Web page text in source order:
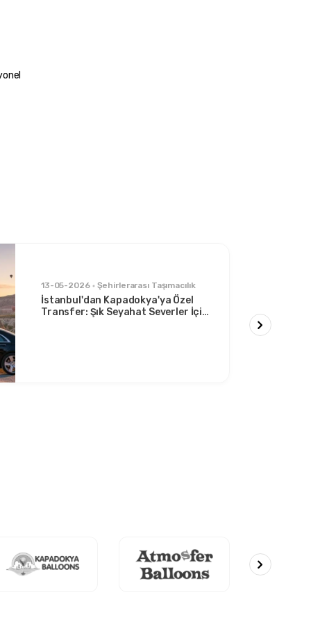
13-05-2026 Şehirlerarası Taşımacılık
İstanbul'dan Kapadokya'ya Özel
Transfer: Şık Seyahat Severler İçin